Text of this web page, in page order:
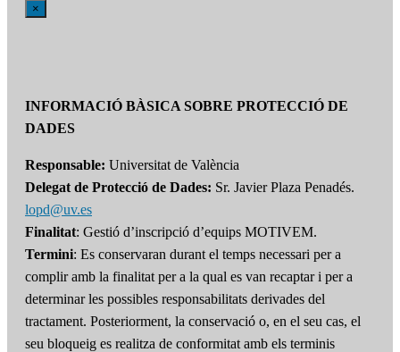
×
INFORMACIÓ BÀSICA SOBRE PROTECCIÓ DE
DADES
Responsable: Universitat de València
Delegat de Protecció de Dades: Sr. Javier Plaza Penadés.
lopd@uv.es
Finalitat: Gestió d’inscripció d’equips MOTIVEM.
Termini: Es conservaran durant el temps necessari per a
complir amb la finalitat per a la qual es van recaptar i per a
determinar les possibles responsabilitats derivades del
tractament. Posteriorment, la conservació o, en el seu cas, el
seu bloqueig es realitza de conformitat amb els terminis